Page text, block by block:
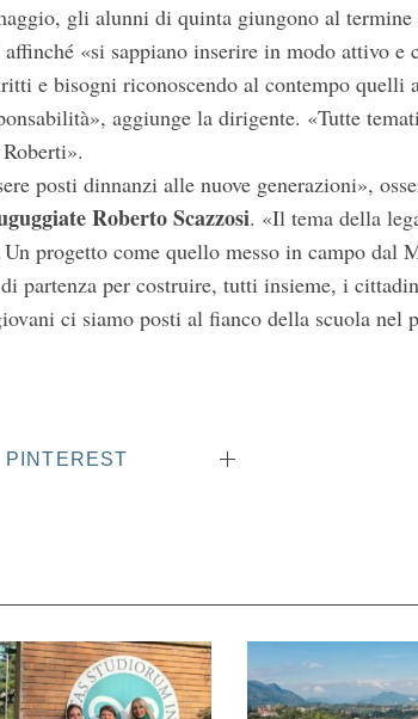
gli alunni di quinta giungono al
«si sappiano inserire in modo attivo e
e bisogni riconoscendo al contempo quelli
aggiunge la dirigente. «Tutte
posti dinnanzi alle nuove generazioni»,
Roberto Scazzosi. «Il tema della
progetto come quello messo in campo dal
partenza per costruire, tutti insieme, i
ci siamo posti al fianco della scuola nel
PINTEREST